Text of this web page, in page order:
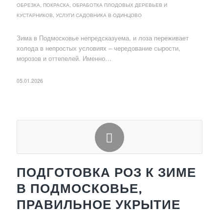
ОБРЕЗКА, ПОКРАСКА, ОБРАБОТКА ПЛОДОВЫХ ДЕРЕВЬЕВ И
КУСТАРНИКОВ УСЛУГИ САДОВНИКА В ОДИНЦОВО
Зима в Подмосковье непредсказуема, и лоза переживает
холода в непростых условиях – чередование сырости,
морозов и оттепелей. Именно…
05.01.2026
ПОДГОТОВКА РОЗ К ЗИМЕ
В ПОДМОСКОВЬЕ,
ПРАВИЛЬНОЕ УКРЫТИЕ